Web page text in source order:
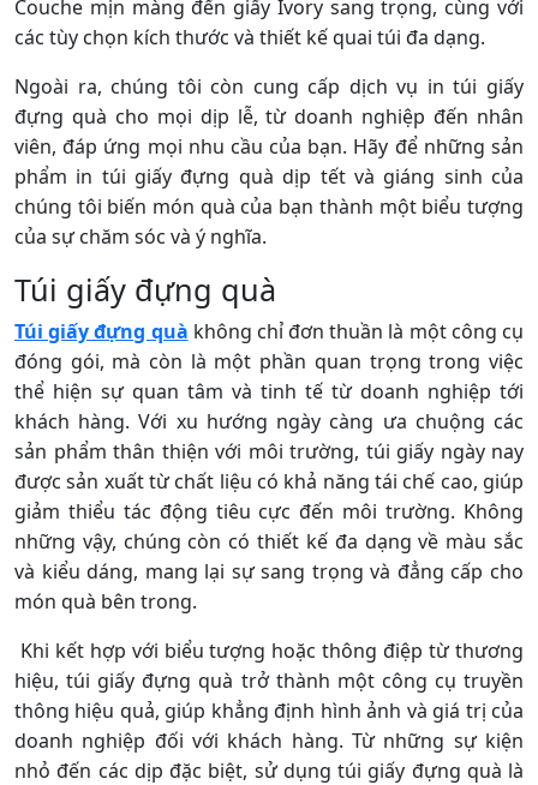
Couche mịn màng đến giấy Ivory sang trọng, cùng với
các tùy chọn kích thước và thiết kế quai túi đa dạng.
Ngoài ra, chúng tôi còn cung cấp dịch vụ in túi giấy
đựng quà cho mọi dịp lễ, từ doanh nghiệp đến nhân
viên, đáp ứng mọi nhu cầu của bạn. Hãy để những sản
phẩm in túi giấy đựng quà dịp tết và giáng sinh của
chúng tôi biến món quà của bạn thành một biểu tượng
của sự chăm sóc và ý nghĩa.
Túi giấy đựng quà
Túi giấy đựng quà không chỉ đơn thuần là một công cụ
đóng gói, mà còn là một phần quan trọng trong việc
thể hiện sự quan tâm và tinh tế từ doanh nghiệp tới
khách hàng. Với xu hướng ngày càng ưa chuộng các
sản phẩm thân thiện với môi trường, túi giấy ngày nay
được sản xuất từ chất liệu có khả năng tái chế cao, giúp
giảm thiểu tác động tiêu cực đến môi trường. Không
những vậy, chúng còn có thiết kế đa dạng về màu sắc
và kiểu dáng, mang lại sự sang trọng và đẳng cấp cho
món quà bên trong.
Khi kết hợp với biểu tượng hoặc thông điệp từ thương
hiệu, túi giấy đựng quà trở thành một công cụ truyền
thông hiệu quả, giúp khẳng định hình ảnh và giá trị của
doanh nghiệp đối với khách hàng. Từ những sự kiện
nhỏ đến các dịp đặc biệt, sử dụng túi giấy đựng quà là